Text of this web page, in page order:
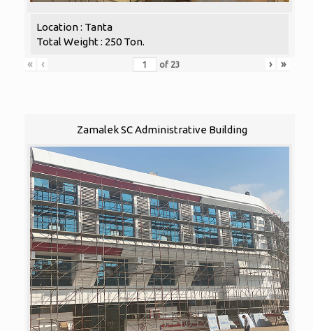
Location : Tanta
Total Weight : 250 Ton.
«
‹ of 23 › »
Zamalek SC Administrative Building